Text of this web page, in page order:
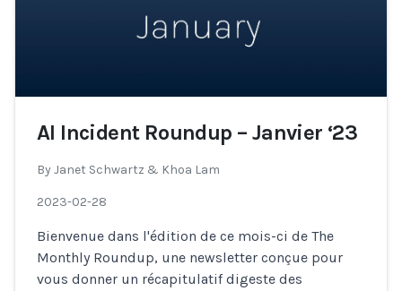
AI Incident Roundup – Janvier ‘23
ByJanet Schwartz & Khoa Lam
2023-02-28
Bienvenue dans l'édition de ce mois-ci de The
Monthly Roundup, une newsletter conçue pour
vous donner un récapitulatif digeste des